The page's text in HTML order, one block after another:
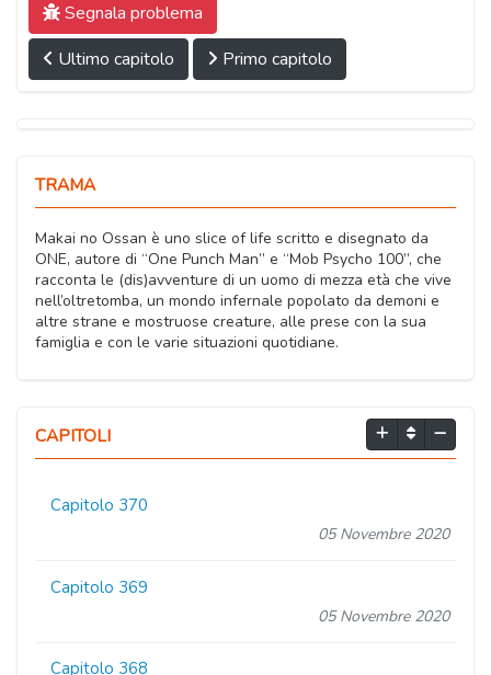
Segnala problema
Ultimo capitolo
Primo capitolo
TRAMA
Makai no Ossan è uno slice of life scritto e disegnato da
ONE, autore di “One Punch Man” e “Mob Psycho 100”, che
racconta le (dis)avventure di un uomo di mezza età che vive
nell’oltretomba, un mondo infernale popolato da demoni e
altre strane e mostruose creature, alle prese con la sua
famiglia e con le varie situazioni quotidiane.
CAPITOLI
Capitolo 370
05 Novembre 2020
Capitolo 369
05 Novembre 2020
Capitolo 368